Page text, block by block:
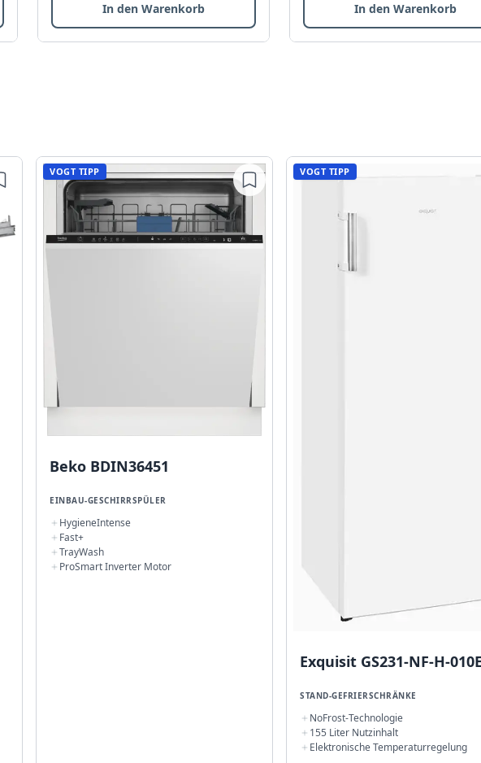
In den Warenkorb In den Warenkorb
VOGT TIPP
Beko BDIN36451
EINBAU-GESCHIRRSPÜLER
HygieneIntense
Fast+
TrayWash
ProSmart Inverter Motor
VOGT TIPP
Exquisit GS231-NF-H-010E
STAND-GEFRIERSCHRÄNKE
NoFrost-Technologie
155 Liter Nutzinhalt
Elektronische Temperaturregelung